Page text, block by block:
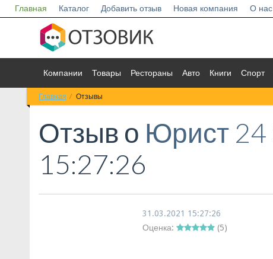
Главная Каталог Добавить отзыв Новая компания О нас
Компании Товары Рестораны Авто Книги Спорт
Главная Отзывы
Отзыв о Юрист 24
15:27:26
31.03.2021 15:27:26
Оценка:
(5)